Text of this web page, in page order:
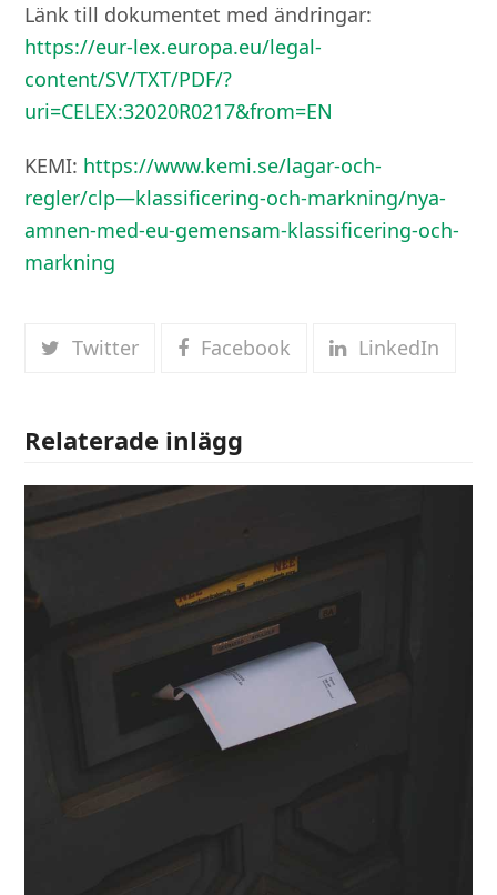
Länk till dokumentet med ändringar:
https://eur-lex.europa.eu/legal-
content/SV/TXT/PDF/?
uri=CELEX:32020R0217&from=EN
KEMI: https://www.kemi.se/lagar-och-
regler/clp—klassificering-och-markning/nya-
amnen-med-eu-gemensam-klassificering-och-
markning
Twitter Facebook LinkedIn
Relaterade inlägg